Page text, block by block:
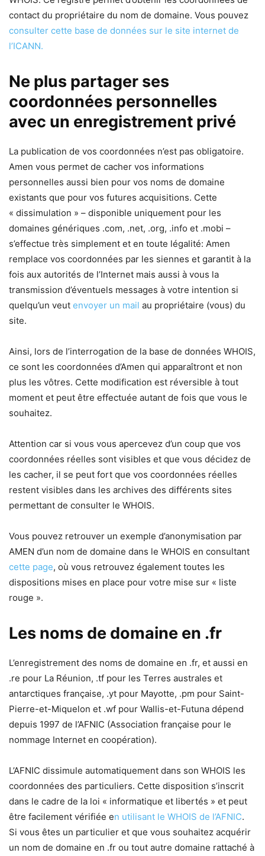
contact du propriétaire du nom de domaine. Vous pouvez
consulter cette base de données sur le site internet de
l’ICANN.
Ne plus partager ses
coordonnées personnelles
avec un enregistrement privé
La publication de vos coordonnées n’est pas obligatoire.
Amen vous permet de cacher vos informations
personnelles aussi bien pour vos noms de domaine
existants que pour vos futures acquisitions. Cette
« dissimulation » – disponible uniquement pour les
domaines génériques .com, .net, .org, .info et .mobi –
s’effectue très simplement et en toute légalité: Amen
remplace vos coordonnées par les siennes et garantit à la
fois aux autorités de l’Internet mais aussi à vous la
transmission d’éventuels messages à votre intention si
quelqu’un veut envoyer un mail au propriétaire (vous) du
site.
Ainsi, lors de l’interrogation de la base de données WHOIS,
ce sont les coordonnées d’Amen qui apparaîtront et non
plus les vôtres. Cette modification est réversible à tout
moment et peut être effectuée autant de fois que vous le
souhaitez.
Attention car si vous vous apercevez d’un coup que vos
coordonnées réelles sont visibles et que vous décidez de
les cacher, il se peut fort que vos coordonnées réelles
restent visibles dans les archives des différents sites
permettant de consulter le WHOIS.
Vous pouvez retrouver un exemple d’anonymisation par
AMEN d’un nom de domaine dans le WHOIS en consultant
cette page, où vous retrouvez également toutes les
dispositions mises en place pour votre mise sur « liste
rouge ».
Les noms de domaine en .fr
L’enregistrement des noms de domaine en .fr, et aussi en
.re pour La Réunion, .tf pour les Terres australes et
antarctiques française, .yt pour Mayotte, .pm pour Saint-
Pierre-et-Miquelon et .wf pour Wallis-et-Futuna dépend
depuis 1997 de l’AFNIC (Association française pour le
nommage Internet en coopération).
L’AFNIC dissimule automatiquement dans son WHOIS les
coordonnées des particuliers. Cette disposition s’inscrit
dans le cadre de la loi « informatique et libertés » et peut
être facilement vérifiée en utilisant le WHOIS de l’AFNIC.
Si vous êtes un particulier et que vous souhaitez acquérir
un nom de domaine en .fr ou tout autre domaine rattaché à